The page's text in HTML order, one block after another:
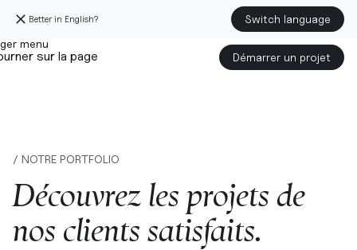
Better in English? Switch language
sur la page Démarrer un projet
/ NOTRE PORTFOLIO
Découvrez les projets de
nos clients satisfaits.